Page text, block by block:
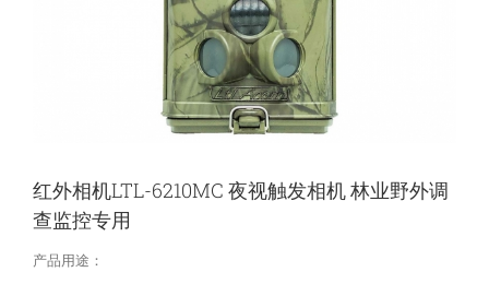
红外相机LTL-6210MC 夜视触发相机 林业野外调
查监控专用
产品用途：